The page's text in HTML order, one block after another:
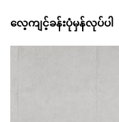
လေ့ကျင့်ခန်းပုံမှန်လုပ်ပါ